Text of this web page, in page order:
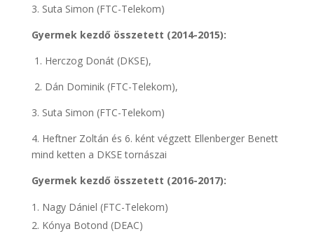
3. Suta Simon (FTC-Telekom)
Gyermek kezdő összetett (2014-2015):
1. Herczog Donát (DKSE),
2. Dán Dominik (FTC-Telekom),
3. Suta Simon (FTC-Telekom)
4. Heftner Zoltán és 6. ként végzett Ellenberger Benett
mind ketten a DKSE tornászai
Gyermek kezdő összetett (2016-2017):
Nagy Dániel (FTC-Telekom)
Kónya Botond (DEAC)